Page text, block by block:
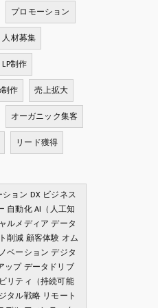
プロモーション
人材募集
LP制作
作
売上拡大
オーガニック集客
リード獲得
ョン DX ビジネス
自動化 AI（人工知
ルメディア データ
削減 顧客体験 オム
ベーション デジタ
ップ データドリブ
リティ（持続可能
タル戦略 リモート